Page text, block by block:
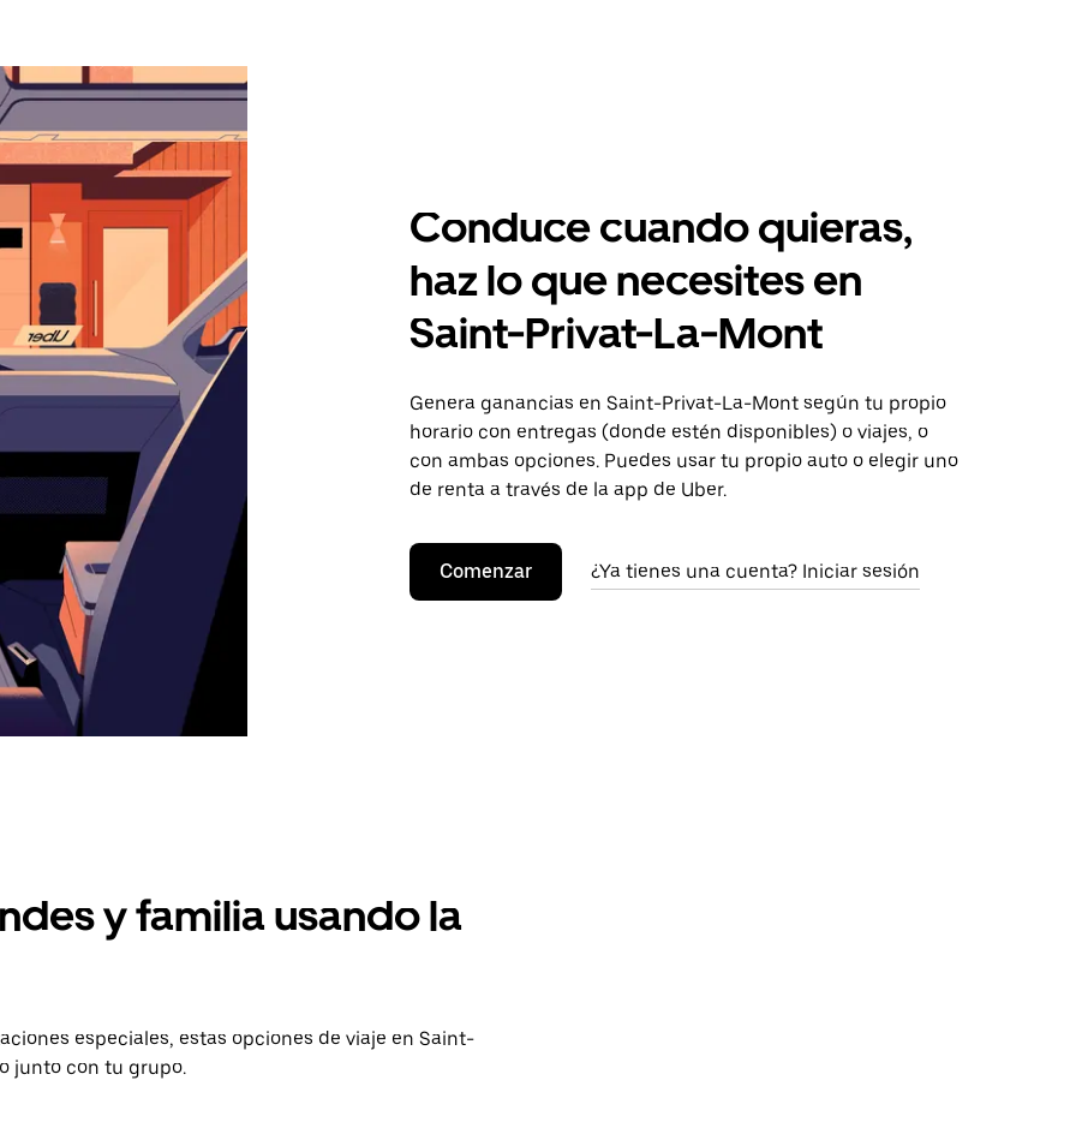
Conduce cuando quieras,
haz lo que necesites en
Saint-Privat-La-Mont
Genera ganancias en Saint-Privat-La-Mont según tu propio
horario con entregas (donde estén disponibles) o viajes, o
con ambas opciones. Puedes usar tu propio auto o elegir uno
de renta a través de la app de Uber.
Comenzar ¿Ya tienes una cuenta? Iniciar sesión
y familia usando la
especiales, estas opciones de viaje en Saint-
junto con tu grupo.